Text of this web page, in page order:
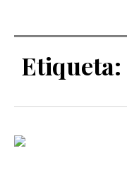
Etiqueta: